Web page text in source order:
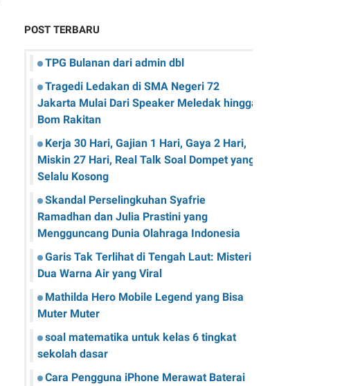
POST TERBARU
TPG Bulanan dari admin dbl
Tragedi Ledakan di SMA Negeri 72
Jakarta Mulai Dari Speaker Meledak hingga
Bom Rakitan
Kerja 30 Hari, Gajian 1 Hari, Gaya 2 Hari,
Miskin 27 Hari, Real Talk Soal Dompet yang
Selalu Kosong
Skandal Perselingkuhan Syafrie
Ramadhan dan Julia Prastini yang
Mengguncang Dunia Olahraga Indonesia
Garis Tak Terlihat di Tengah Laut: Misteri
Dua Warna Air yang Viral
Mathilda Hero Mobile Legend yang Bisa
Muter Muter
soal matematika untuk kelas 6 tingkat
sekolah dasar
Cara Pengguna iPhone Merawat Baterai